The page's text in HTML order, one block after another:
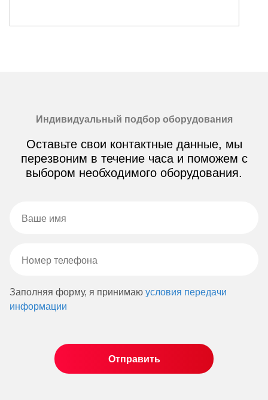
Индивидуальный подбор оборудования
Оставьте свои контактные данные, мы
перезвоним в течение часа и поможем с
выбором необходимого оборудования.
Заполняя форму, я принимаю условия передачи
информации